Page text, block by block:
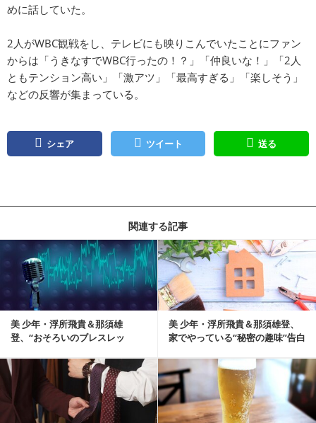
めに話していた。
2人がWBC観戦をし、テレビにも映りこんでいたことにファン
からは「うきなすでWBC行ったの！？」「仲良いな！」「2人
ともテンション高い」「激アツ」「最高すぎる」「楽しそう」
などの反響が集まっている。
シェア ツイート 送る
関連する記事
美 少年・浮所飛貴＆那須雄
登、“おそろいのブレスレッ
美 少年・浮所飛貴＆那須雄登、
家でやっている“秘密の趣味”告白
記事を読む
記事を読む